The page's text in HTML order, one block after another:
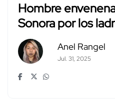
Hombre
Sonora por los
Anel Rangel
Jul. 31, 2025